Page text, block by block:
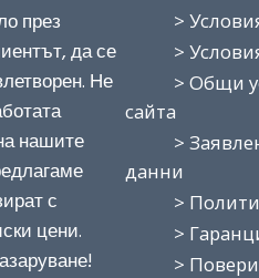
през
да се
Не
нашите
с
цени.
> Условия
> Условия
> Общи
сайта
>
данни
>
>
>